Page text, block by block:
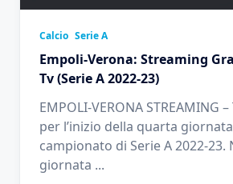
Calcio Serie A
Empoli-Verona: Streaming
Tv (Serie A 2022-23)
EMPOLI-VERONA STREAMING
per l’inizio della quarta
campionato di Serie A 2022-23.
giornata ...